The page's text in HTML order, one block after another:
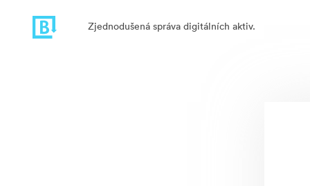
Zjednodušená správa digitálních aktiv.